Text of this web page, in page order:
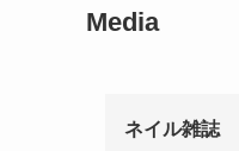
Media
ネイル雑誌